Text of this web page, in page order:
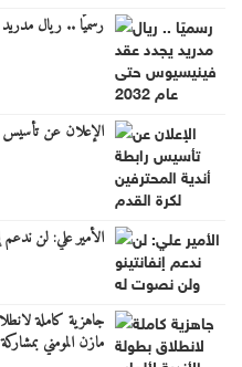
رسميًا .. ريال مدريد
الإعلان عن تأسيس
الأمير علي: لن
جاهزية كاملة
مازن المومني